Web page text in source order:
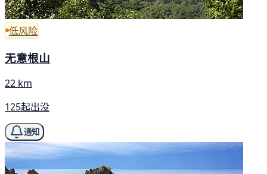
低风险
无意根山
22 km
125起出没
通知